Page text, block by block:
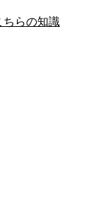
ちらの知識